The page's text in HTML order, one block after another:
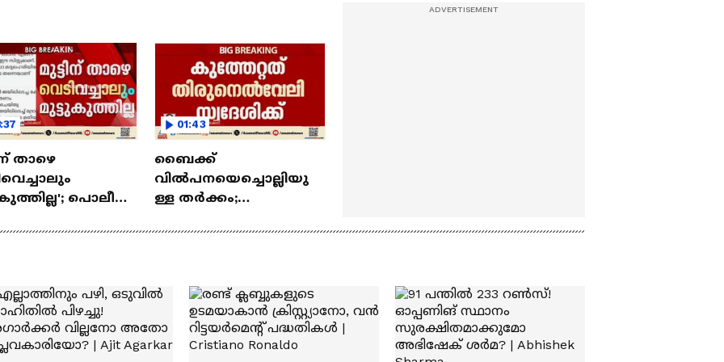
നഷ്ടം 2.27കോടി,
താഴെ
പൊലീസ്
01:43
ബൈക്ക്
വിൽപനയെച്ചൊല്ലിയു
ള്ള തർക്കം;
ആക്രിക്കടക്കാരന്